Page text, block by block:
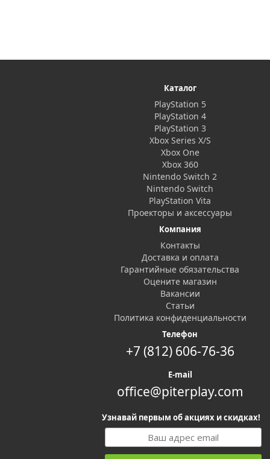
Каталог
PlayStation 5
PlayStation 4
PlayStation 3
Xbox Series X/S
Xbox One
Xbox 360
Nintendo Switch 2
Nintendo Switch
PlayStation Vita
Проекторы и аксессуары
Компания
Контакты
Доставка и оплата
Гарантийные обязательства
Оцените магазин
Вакансии
Статьи
Политика конфиденциальности
Телефон
+7 (812) 606-76-36
E-mail
office@piterplay.com
Узнавай первым об акциях и скидках!